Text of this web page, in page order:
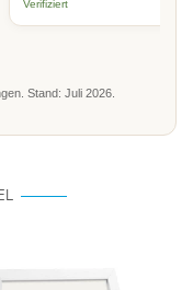
Verifiziert
Stand: Juli 2026.